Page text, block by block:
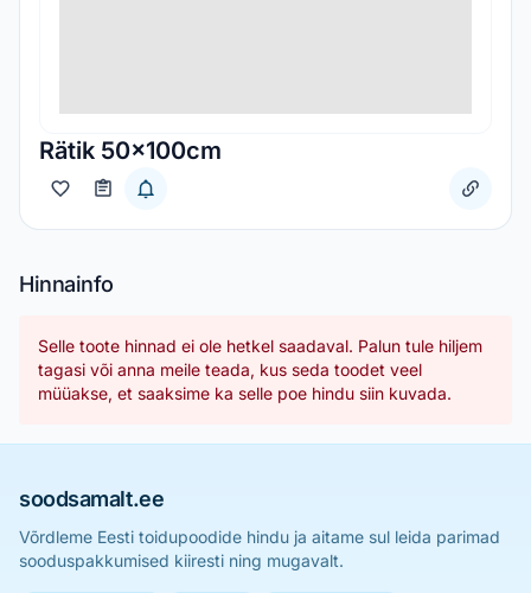
Rätik 50x100cm
Hinnainfo
Selle toote hinnad ei ole hetkel saadaval. Palun tule hiljem
tagasi või anna meile teada, kus seda toodet veel
müüakse, et saaksime ka selle poe hindu siin kuvada.
soodsamalt.ee
Võrdleme Eesti toidupoodide hindu ja aitame sul leida parimad
sooduspakkumised kiiresti ning mugavalt.